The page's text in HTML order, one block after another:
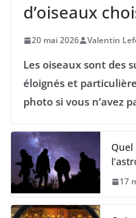
d’oiseaux
20 mai 2026 Valentin
Les oiseaux sont des
éloignés et
photo si vous n’avez
17